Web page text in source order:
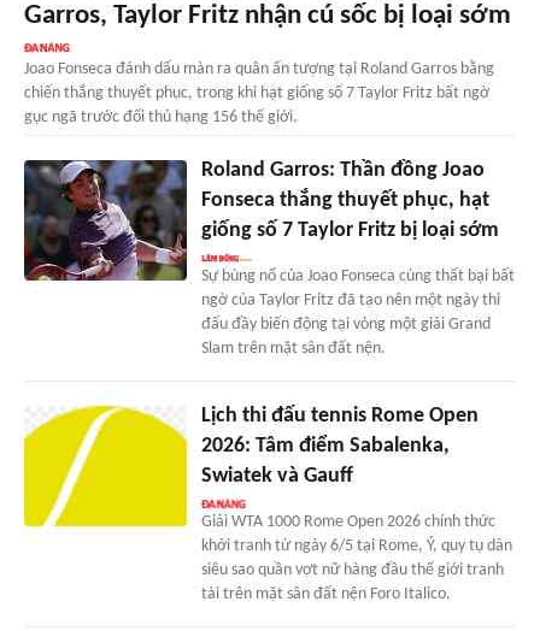
Garros, Taylor Fritz nhận cú sốc bị loại sớm
Joao Fonseca đánh dấu màn ra quân ấn tượng tại Roland Garros bằng
chiến thắng thuyết phục, trong khi hạt giống số 7 Taylor Fritz bất ngờ
gục ngã trước đối thủ hạng 156 thế giới.
Roland Garros: Thần đồng Joao
Fonseca thắng thuyết phục, hạt
giống số 7 Taylor Fritz bị loại sớm
Sự bùng nổ của Joao Fonseca cùng thất bại bất
ngờ của Taylor Fritz đã tạo nên một ngày thi
đấu đầy biến động tại vòng một giải Grand
Slam trên mặt sân đất nện.
Lịch thi đấu tennis Rome Open
2026: Tâm điểm Sabalenka,
Swiatek và Gauff
Giải WTA 1000 Rome Open 2026 chính thức
khởi tranh từ ngày 6/5 tại Rome, Ý, quy tụ dàn
siêu sao quần vợt nữ hàng đầu thế giới tranh
tài trên mặt sân đất nện Foro Italico.